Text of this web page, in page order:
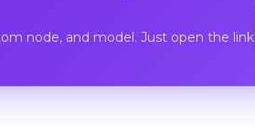
node, and model. Just open the link